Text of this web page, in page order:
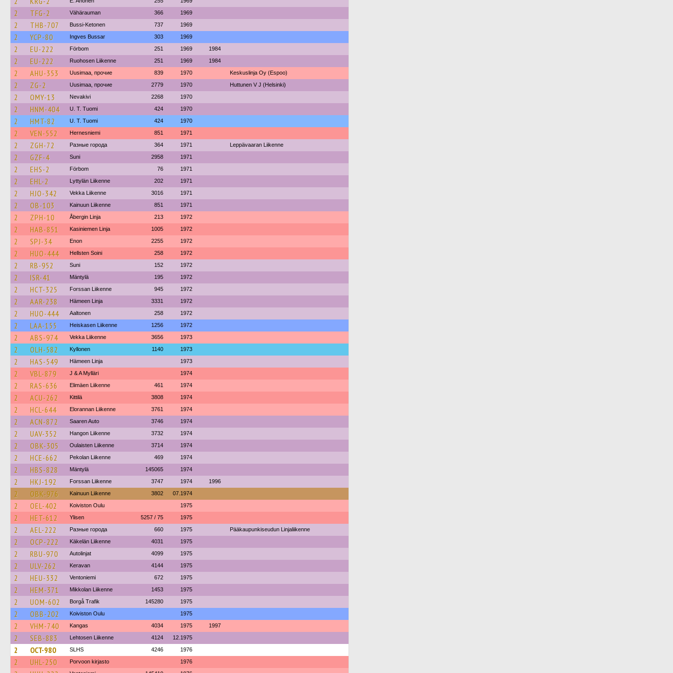
2 TFG-2 Vähärauman 366 1969
2 THB-707 Bussi-Ketonen 737 1969
2 YCP-80 Ingves Bussar 303 1969
2 EU-222 Förbom 251 1969 1984
2 EU-222 Ruohosen Liikenne 251 1969 1984
2 AHU-353 Uusimaa, прочие 839 1970 Keskuslinja Oy (Espoo)
2 ZG-2 Uusimaa, прочие 2779 1970 Huttunen V J (Helsinki)
2 OMY-13 Nevakivi 2268 1970
2 HNM-404 U. T. Tuomi 424 1970
2 HMT-82 U. T. Tuomi 424 1970
2 VEN-552 Hernesniemi 851 1971
2 ZGH-72 Разные города 364 1971 Leppävaaran Liikenne
2 GZF-4 Suni 2958 1971
2 EHS-2 Förbom 76 1971
2 EHL-2 Lyttylän Liikenne 202 1971
2 HJO-342 Vekka Liikenne 3016 1971
2 OB-103 Kainuun Liikenne 851 1971
2 ZPH-10 Åbergin Linja 213 1972
2 HAB-851 Kasiniemen Linja 1005 1972
2 SPJ-34 Enon 2255 1972
2 HUO-444 Hellsten Soini 258 1972
2 RB-952 Suni 152 1972
2 ISR-41 Mäntylä 195 1972
2 HCT-325 Forssan Liikenne 945 1972
2 AAR-238 Hämeen Linja 3331 1972
2 HUO-444 Aaltonen 258 1972
2 LAA-155 Heiskasen Liikenne 1256 1972
2 ABS-974 Vekka Liikenne 3656 1973
2 OLH-582 Kyllonen 1140 1973
2 HAS-549 Hämeen Linja 1973
2 VBL-879 J & A Mylläri 1974
2 RAS-636 Elimäen Liikenne 461 1974
2 ACU-262 Kittilä 3808 1974
2 HCL-644 Elorannan Liikenne 3761 1974
2 ACN-872 Saaren Auto 3746 1974
2 UAV-352 Hangon Liikenne 3732 1974
2 OBK-305 Oulaisten Liikenne 3714 1974
2 HCE-662 Pekolan Liikenne 469 1974
2 HBS-828 Mäntylä 145065 1974
2 HKJ-192 Forssan Liikenne 3747 1974 1996
2 OBK-976 Kainuun Liikenne 3802 07.1974
2 OEL-402 Koiviston Oulu 1975
2 HET-612 Ylisen 5257 / 75 1975
2 AEL-222 Разные города 660 1975 Pääkaupunkiseudun Linjaliikenne
2 OCP-222 Käkelän Liikenne 4031 1975
2 RBU-970 Autolinjat 4099 1975
2 ULV-262 Keravan 4144 1975
2 HEU-332 Ventoniemi 672 1975
2 HEM-371 Mikkolan Liikenne 1453 1975
2 UOM-602 Borgå Trafik 145280 1975
2 OBB-202 Koiviston Oulu 1975
2 VHM-740 Kangas 4034 1975 1997
2 SEB-883 Lehtosen Liikenne 4124 12.1975
2 OCT-980 SLHS 4246 1976
2 UHL-250 Porvoon kirjasto 1976